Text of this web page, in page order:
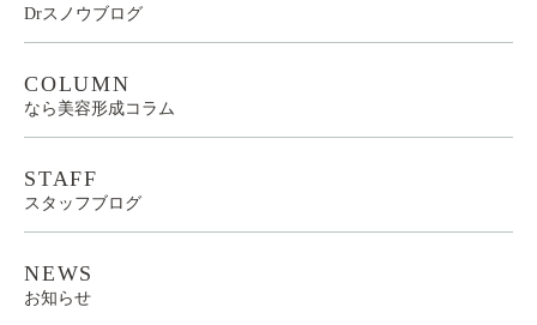
Drスノウブログ
COLUMN
なら美容形成コラム
STAFF
スタッフブログ
NEWS
お知らせ